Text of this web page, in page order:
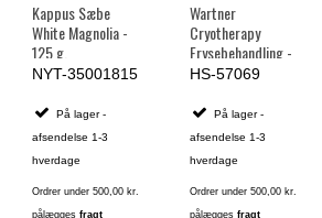
Kappus Sæbe
White Magnolia -
125 g.
NYT-35001815
På lager -
afsendelse 1-3
hverdage
Ordrer under 500,00 kr.
pålæggesfragt
Wartner
Cryotherapy
Frysebehandling -
50 ml.
HS-57069
På lager -
afsendelse 1-3
hverdage
Ordrer under 500,00 kr.
pålægges fragt